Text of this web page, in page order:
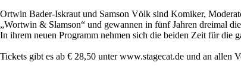
Ortwin Bader-Iskraut und Samson Völk sind Komiker,
„Wortwin & Slamson“ und gewannen in fünf Jahren dreimal
In ihrem neuen Programm nehmen sich die beiden Zeit für die
Tickets gibt es ab € 28,50 unter www.stagecat.de und an allen